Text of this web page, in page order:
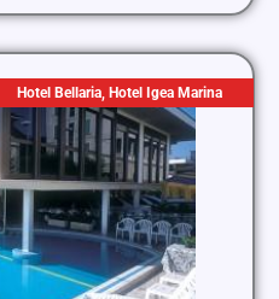
Hotel Bellaria, Hotel Igea Marina